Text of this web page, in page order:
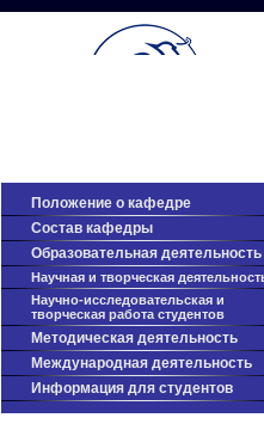
Положение о кафедре
Cостав кафедры
Образовательная деятельность
Научная и творческая
Научно-исследовательская и
творческая работа студентов
Методическая деятельность
Международная деятельность
Информация для студентов